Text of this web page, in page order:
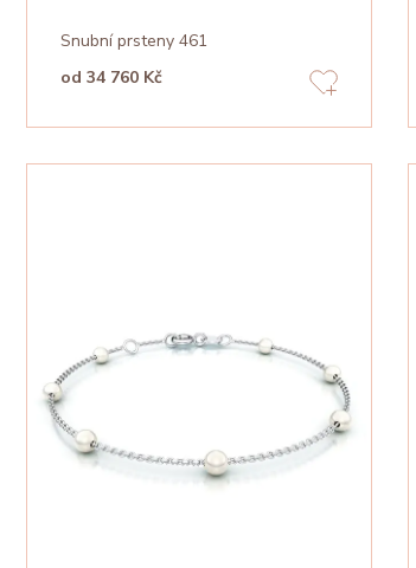
Snubní prsteny 461
od 34 760 Kč